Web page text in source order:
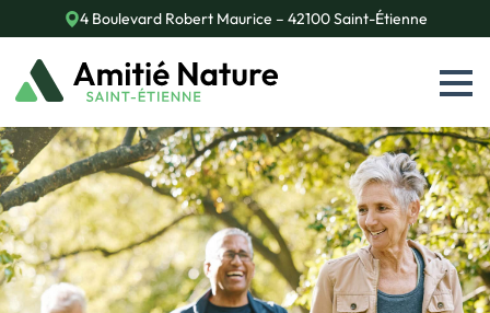
4 Boulevard Robert Maurice – 42100 Saint-Étienne